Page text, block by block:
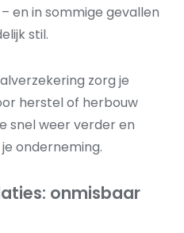
en in sommige gevallen
stil.
zorg je
herstel of herbouw
snel weer verder en
onderneming.
onmisbaar